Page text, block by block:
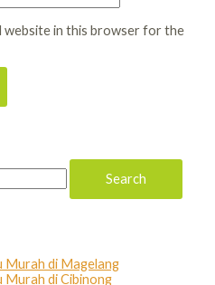
website in this browser for the
Murah di Magelang
Murah di Cibinong